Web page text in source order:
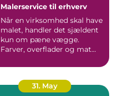
Malerservice til erhverv
Når en virksomhed skal have
malet, handler det sjældent
kun om pæne vægge.
Farver, overflader og mat...
31. May